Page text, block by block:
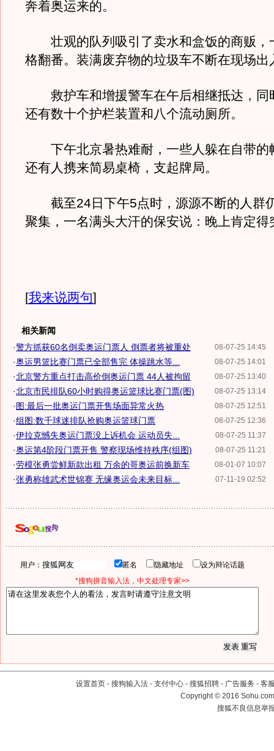
奔着奥运来的。
壮观的队列吸引了卖水和盒饭的商贩，
格翻番。装满废弃物的垃圾车不断在现场出
救护车和增援警车在午后相继抵达，同
还有数十个护栏装置和八个流动厕所。
下午北京暑热难耐，一些人躲在自带的
还有人携来简易桌椅，支起牌局。
截至24日下午5点时，源源不断的人群
聚集，一名满头大汗的保安说：晚上肯定得
[我来说两句]
相关新闻
08-07-25 14:45
·警方抓获60名倒卖奥运门票人 倒票者将被重处
08-07-25 14:01
·奥运男篮比赛门票已全部售完 体操跳水等...
08-07-25 13:40
·北京警方重点打击高价倒奥运门票 44人被拘留
08-07-25 13:14
·北京市民排队60小时购得奥运篮球比赛门票(图)
08-07-25 12:51
·图:最后一批奥运门票开售场面异常火热
08-07-25 12:36
·组图:数千球迷排队抢购奥运篮球门票
08-07-25 11:37
·伊拉克憾失奥运门票没上诉机会 运动员失...
08-07-25 11:21
·奥运第4阶段门票开售 警察现场维持秩序(组图)
08-01-07 10:07
·劳模张勇尝鲜新款出租 万余的哥奥运前换新车
07-11-19 02:52
·张勇称雄武术世锦赛 无缘奥运会未来目标...
用户： 匿名 隐藏地址
设为辩论话题
*搜狗拼音输入法，中文处理专家>>
设置首页 - 搜狗输入法 - 支付中心 - 搜狐招聘 - 广告服务 - 客
Copyright©2016
搜狐不良信息举